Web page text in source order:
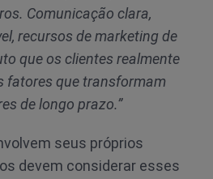
Comunicação clara,
recursos de marketing de
que os clientes realmente
fatores que transformam
de longo prazo.”
seus próprios
devem considerar esses